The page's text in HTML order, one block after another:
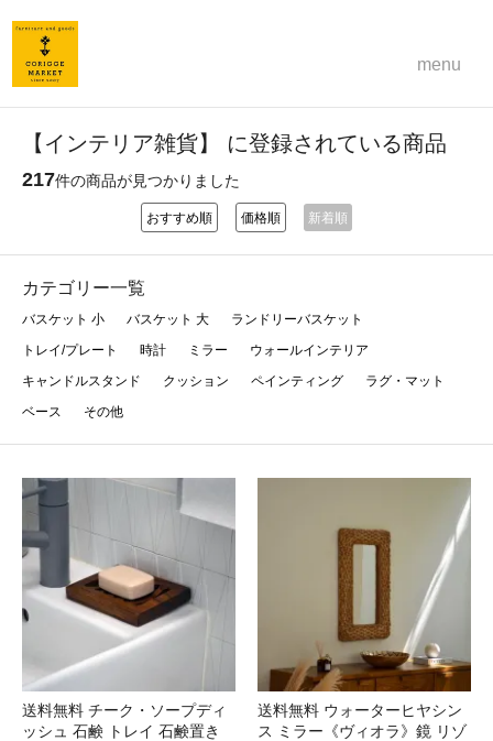
menu
【インテリア雑貨】 に登録されている商品
217件の商品が見つかりました
おすすめ順 価格順 新着順
カテゴリー一覧
バスケット 小 バスケット 大
ランドリーバスケット
トレイ/プレート
時計 ミラー
ウォールインテリア
キャンドルスタンド
クッション ペインティング
ラグ・マット
ベース
その他
送料無料 チーク・ソープディ
ッシュ 石鹸 トレイ 石鹸置き
送料無料 ウォーターヒヤシン
ス ミラー《ヴィオラ》鏡 リゾ